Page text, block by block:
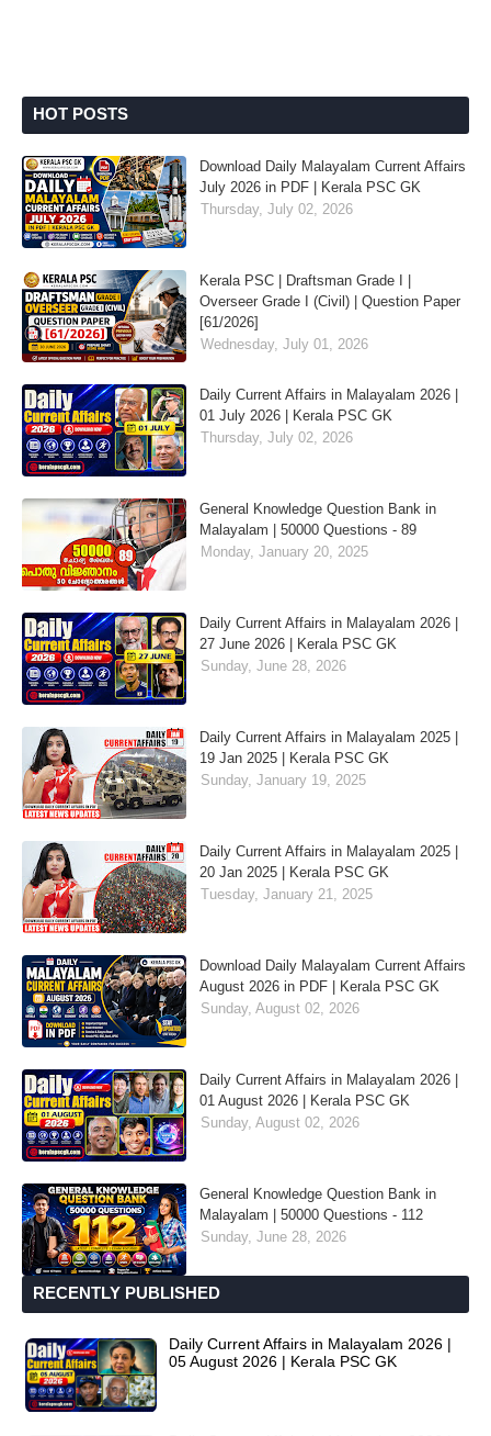
HOT POSTS
Download Daily Malayalam Current Affairs
July 2026 in PDF | Kerala PSC GK
Thursday, July 02, 2026
Kerala PSC | Draftsman Grade I |
Overseer Grade I (Civil) | Question Paper
[61/2026]
Wednesday, July 01, 2026
Daily Current Affairs in Malayalam 2026 |
01 July 2026 | Kerala PSC GK
Thursday, July 02, 2026
General Knowledge Question Bank in
Malayalam | 50000 Questions - 89
Monday, January 20, 2025
Daily Current Affairs in Malayalam 2026 |
27 June 2026 | Kerala PSC GK
Sunday, June 28, 2026
Daily Current Affairs in Malayalam 2025 |
19 Jan 2025 | Kerala PSC GK
Sunday, January 19, 2025
Daily Current Affairs in Malayalam 2025 |
20 Jan 2025 | Kerala PSC GK
Tuesday, January 21, 2025
Download Daily Malayalam Current Affairs
August 2026 in PDF | Kerala PSC GK
Sunday, August 02, 2026
Daily Current Affairs in Malayalam 2026 |
01 August 2026 | Kerala PSC GK
Sunday, August 02, 2026
General Knowledge Question Bank in
Malayalam | 50000 Questions - 112
Sunday, June 28, 2026
RECENTLY PUBLISHED
Daily Current Affairs in Malayalam 2026 |
05 August 2026 | Kerala PSC GK